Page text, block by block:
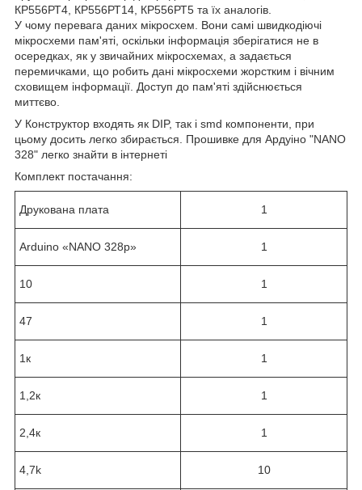
КР556РТ4, КР556РТ14, КР556РТ5 та їх аналогів.
У чому перевага даних мікросхем. Вони самі швидкодіючі
мікросхеми пам'яті, оскільки інформація зберігатися не в
осередках, як у звичайних мікросхемах, а задається
перемичками, що робить дані мікросхеми жорстким і вічним
сховищем інформації. Доступ до пам'яті здійснюється
миттєво.
У Конструктор входять як DIP, так і smd компоненти, при
цьому досить легко збирається. Прошивкe для Ардуіно "NANO
328" легко знайти в інтернеті
Комплект постачання:
Друкована плата 1
Arduino «NANO 328р» 1
10 1
47 1
1к 1
1,2к 1
2,4к 1
4,7k 10